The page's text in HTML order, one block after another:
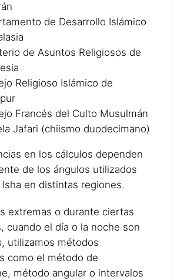
de Desarrollo Islámico
de Asuntos Religiosos de
Religioso Islámico de
Francés del Culto Musulmán
Jafari (chiismo duodecimano)
en los cálculos dependen
de los ángulos utilizados
Isha en distintas regiones.
extremas o durante ciertas
cuando el día o la noche son
utilizamos métodos
como el método de
método angular o intervalos